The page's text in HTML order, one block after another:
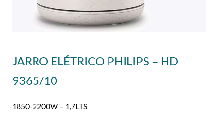
JARRO ELÉTRICO PHILIPS – HD
9365/10
1850-2200W – 1,7LTS